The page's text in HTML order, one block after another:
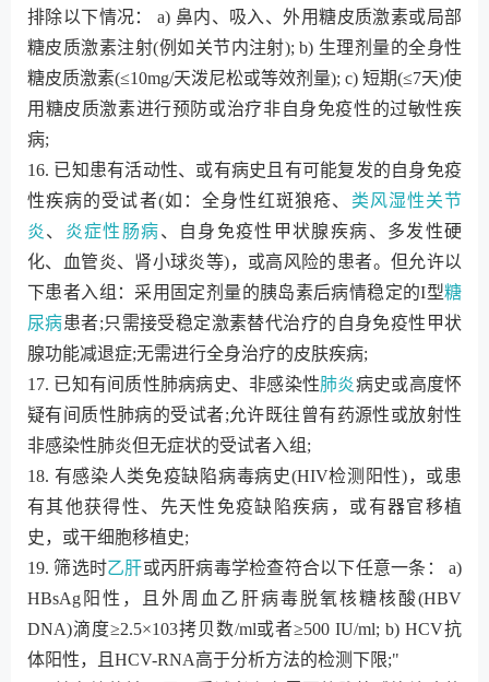
排除以下情况： a) 鼻内、吸入、外用糖皮质激素或局部
糖皮质激素注射(例如关节内注射); b) 生理剂量的全身性
糖皮质激素(≤10mg/天泼尼松或等效剂量); c) 短期(≤7天)使
用糖皮质激素进行预防或治疗非自身免疫性的过敏性疾
病;
16. 已知患有活动性、或有病史且有可能复发的自身免疫
性疾病的受试者(如：全身性红斑狼疮、 类风湿性关节
炎、 炎症性肠病、自身免疫性甲状腺疾病、多发性硬
化、血管炎、肾小球炎等)，或高风险的患者。但允许以
下患者入组：采用固定剂量的胰岛素后病情稳定的I型糖
尿病患者;只需接受稳定激素替代治疗的自身免疫性甲状
腺功能减退症;无需进行全身治疗的皮肤疾病;
17. 已知有间质性肺病病史、非感染性肺炎病史或高度怀
疑有间质性肺病的受试者;允许既往曾有药源性或放射性
非感染性肺炎但无症状的受试者入组;
18. 有感染人类免疫缺陷病毒病史(HIV检测阳性)，或患
有其他获得性、先天性免疫缺陷疾病，或有器官移植
史，或干细胞移植史;
19. 筛选时乙肝或丙肝病毒学检查符合以下任意一条： a)
HBsAg阳性，且外周血乙肝病毒脱氧核糖核酸(HBV
DNA)滴度≥2.5×103拷贝数/ml或者≥500 IU/ml; b) HCV抗
体阳性，且HCV-RNA高于分析方法的检测下限;"